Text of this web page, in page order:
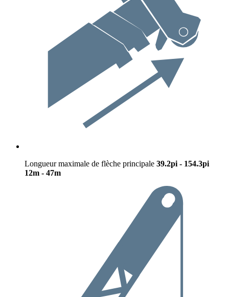
Longueur maximale de flèche principale 39.2pi - 154.3pi
12m - 47m